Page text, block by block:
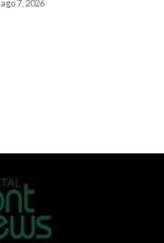
ago 7, 2026